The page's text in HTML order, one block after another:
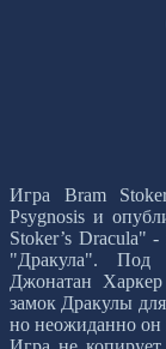
Игра Bram
Psygnosis и
Stoker’s Dracula"
"Дракула". Под
Джонатан
замок Дракулы
но неожиданно он